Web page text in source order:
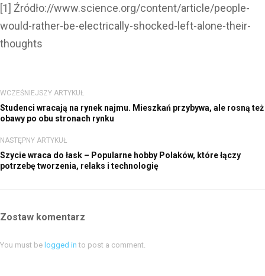
[1] Źródło://www.science.org/content/article/people-
would-rather-be-electrically-shocked-left-alone-their-
thoughts
WCZEŚNIEJSZY ARTYKUŁ
Studenci wracają na rynek najmu. Mieszkań przybywa, ale rosną też
obawy po obu stronach rynku
NASTĘPNY ARTYKUŁ
Szycie wraca do łask – Popularne hobby Polaków, które łączy
potrzebę tworzenia, relaks i technologię
Zostaw komentarz
You must be logged in to post a comment.